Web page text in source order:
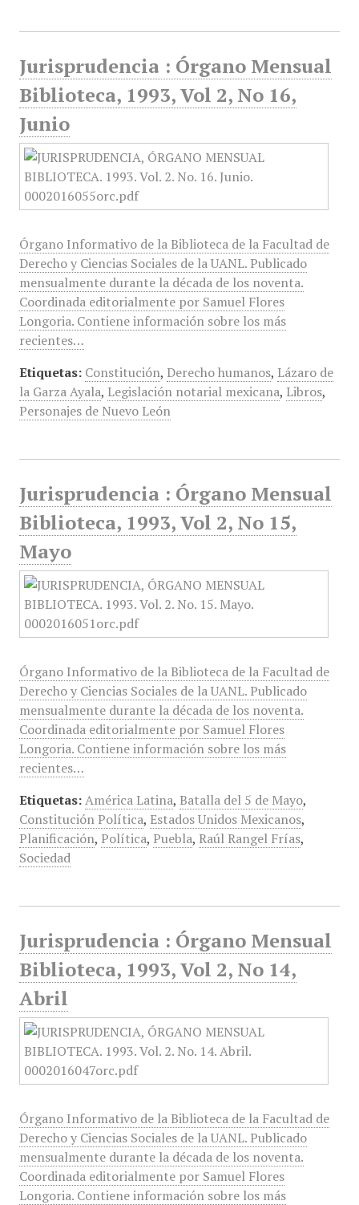
Jurisprudencia : Órgano Mensual
Biblioteca, 1993, Vol 2, No 16,
Junio
Órgano Informativo de la Biblioteca de la Facultad de
Derecho y Ciencias Sociales de la UANL. Publicado
mensualmente durante la década de los noventa.
Coordinada editorialmente por Samuel Flores
Longoria. Contiene información sobre los más
recientes…
Etiquetas: Constitución, Derecho humanos, Lázaro de
la Garza Ayala, Legislación notarial mexicana, Libros,
Personajes de Nuevo León
Jurisprudencia : Órgano Mensual
Biblioteca, 1993, Vol 2, No 15,
Mayo
Órgano Informativo de la Biblioteca de la Facultad de
Derecho y Ciencias Sociales de la UANL. Publicado
mensualmente durante la década de los noventa.
Coordinada editorialmente por Samuel Flores
Longoria. Contiene información sobre los más
recientes…
Etiquetas: América Latina, Batalla del 5 de Mayo,
Constitución Política, Estados Unidos Mexicanos,
Planificación, Política, Puebla, Raúl Rangel Frías,
Sociedad
Jurisprudencia : Órgano Mensual
Biblioteca, 1993, Vol 2, No 14,
Abril
Órgano Informativo de la Biblioteca de la Facultad de
Derecho y Ciencias Sociales de la UANL. Publicado
mensualmente durante la década de los noventa.
Coordinada editorialmente por Samuel Flores
Longoria. Contiene información sobre los más